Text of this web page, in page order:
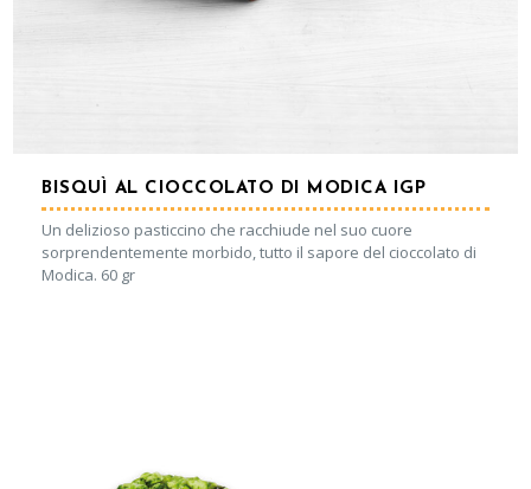
BISQUÌ AL CIOCCOLATO DI MODICA IGP
Un delizioso pasticcino che racchiude nel suo cuore
sorprendentemente morbido, tutto il sapore del cioccolato di
Modica. 60 gr